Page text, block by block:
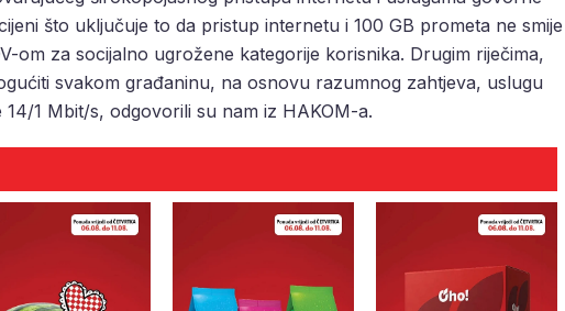
što uključuje to da pristup internetu i 100 GB prometa ne smije
om za socijalno ugrožene kategorije korisnika. Drugim riječima,
svakom građaninu, na osnovu razumnog zahtjeva, uslugu
1 Mbit/s, odgovorili su nam iz HAKOM-a.